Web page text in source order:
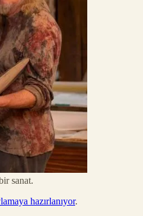
sanat.
hazırlanıyor.